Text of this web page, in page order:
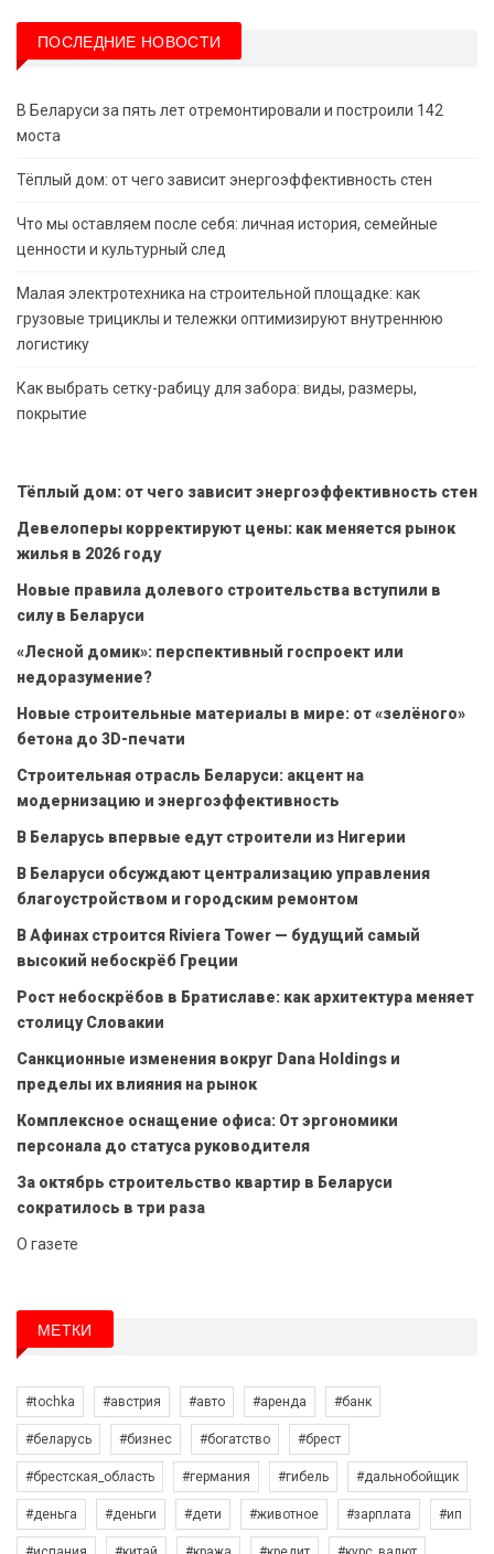
ПОСЛЕДНИЕ НОВОСТИ
В Беларуси за пять лет отремонтировали и построили 142
моста
Тёплый дом: от чего зависит энергоэффективность стен
Что мы оставляем после себя: личная история, семейные
ценности и культурный след
Малая электротехника на строительной площадке: как
грузовые трициклы и тележки оптимизируют внутреннюю
логистику
Как выбрать сетку-рабицу для забора: виды, размеры,
покрытие
Тёплый дом: от чего зависит энергоэффективность стен
Девелоперы корректируют цены: как меняется рынок
жилья в 2026 году
Новые правила долевого строительства вступили в
силу в Беларуси
«Лесной домик»: перспективный госпроект или
недоразумение?
Новые строительные материалы в мире: от «зелёного»
бетона до 3D-печати
Строительная отрасль Беларуси: акцент на
модернизацию и энергоэффективность
В Беларусь впервые едут строители из Нигерии
В Беларуси обсуждают централизацию управления
благоустройством и городским ремонтом
В Афинах строится Riviera Tower — будущий самый
высокий небоскрёб Греции
Рост небоскрёбов в Братиславе: как архитектура меняет
столицу Словакии
Санкционные изменения вокруг Dana Holdings и
пределы их влияния на рынок
Комплексное оснащение офиса: От эргономики
персонала до статуса руководителя
За октябрь строительство квартир в Беларуси
сократилось в три раза
О газете
МЕТКИ
#tochka #австрия #авто #аренда #банк
#беларусь #бизнес #богатство #брест
#брестская_область #германия #гибель #дальнобойщик
#деньга #деньги #дети #животное #зарплата #ип